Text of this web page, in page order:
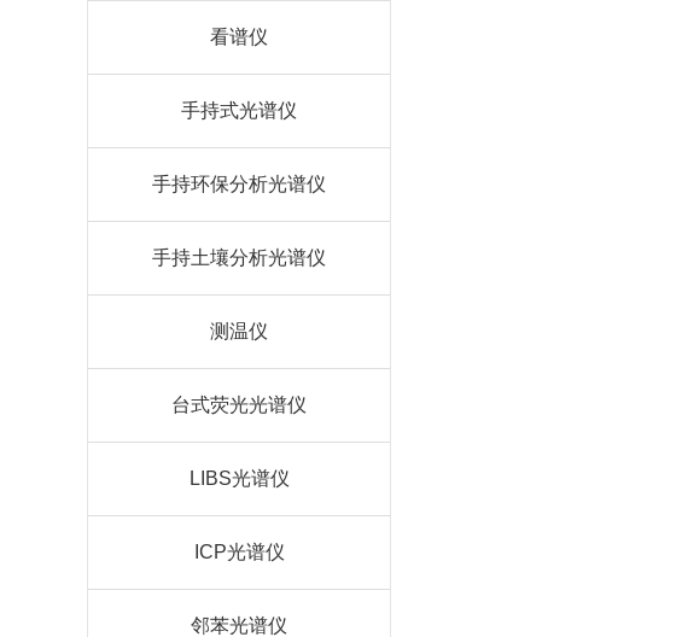
看谱仪
手持式光谱仪
手持环保分析光谱仪
手持土壤分析光谱仪
测温仪
台式荧光光谱仪
LIBS光谱仪
ICP光谱仪
邻苯光谱仪